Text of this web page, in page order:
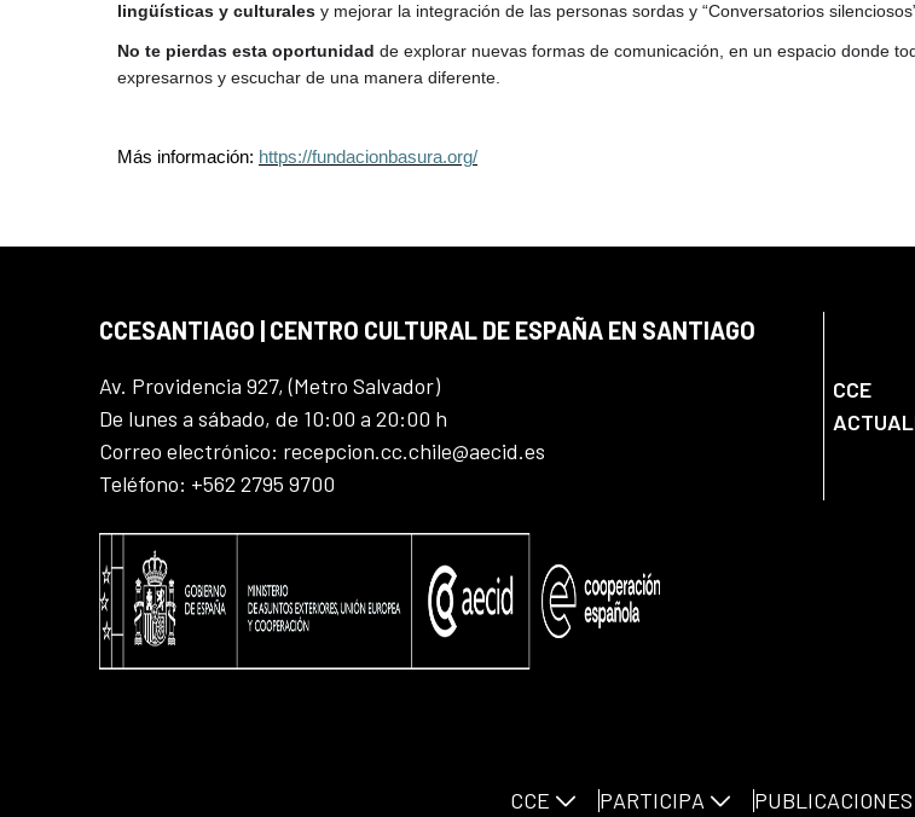
lingüísticas y culturales y mejorar la integración de las personas sordas y “Conversatorios
No te pierdas esta oportunidad de explorar nuevas formas de comunicación, en un espacio donde
expresarnos y escuchar de una manera diferente.
Más información: https://fundacionbasura.org/
CCESANTIAGO | CENTRO CULTURAL DE ESPAÑA EN SANTIAGO
Av. Providencia 927, (Metro Salvador)
De lunes a sábado, de 10:00 a 20:00 h
Correo electrónico: recepcion.cc.chile@aecid.es
Teléfono: +562 2795 9700
CCE
CCE PARTICIPA PUBLICACIONES